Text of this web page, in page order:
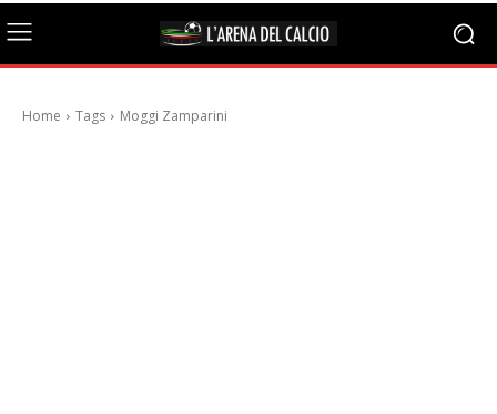
Home Tags Moggi Zamparini